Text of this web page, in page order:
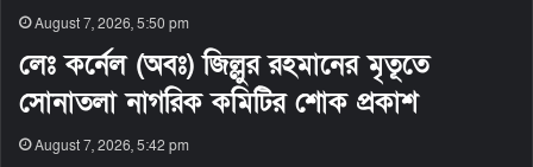
August 7, 2026, 5:50 pm
লেঃ কর্নেল (অবঃ) জিল্লুর রহমানের মৃতূতে
সোনাতলা নাগরিক কমিটির শোক প্রকাশ
August 7, 2026, 5:42 pm